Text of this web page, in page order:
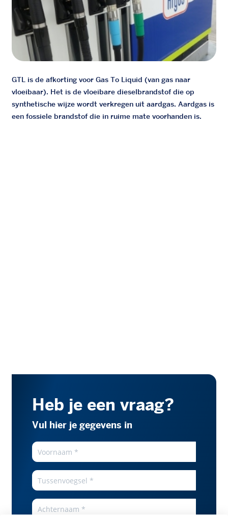
GTL is de afkorting voor Gas To Liquid (van gas naar
vloeibaar). Het is de vloeibare dieselbrandstof die op
synthetische wijze wordt verkregen uit aardgas. Aardgas is
een fossiele brandstof die in ruime mate voorhanden is.
Heb je een vraag?
Vul hier je gegevens in
Contact
Form